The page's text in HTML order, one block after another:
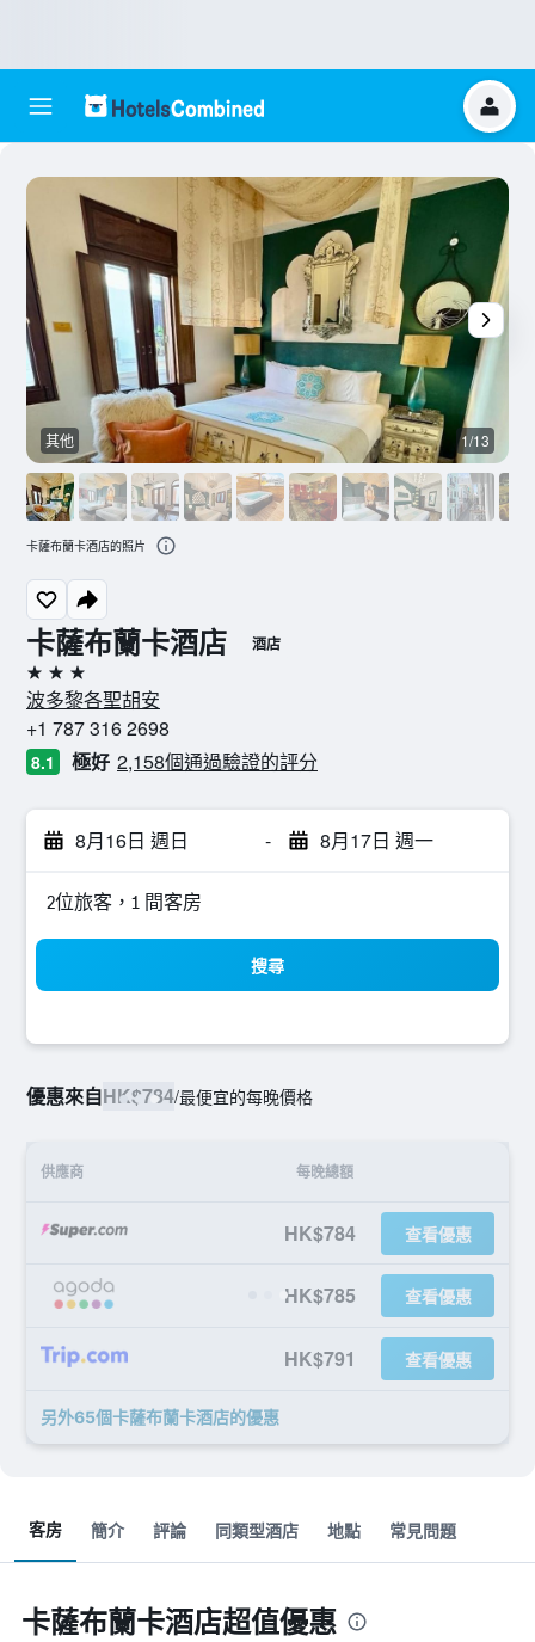
卡薩布蘭卡酒店 酒店
3星級
波多黎各聖胡安
+1 787 316 2698
8.1 極好 2,158個通過驗證的評分
8月16日 週日 - 8月17日 週一
2位旅客，1 間客房
搜尋
優惠來自HK$784/最便宜的每晚價格
供應商 每晚總額
HK$784 查看優惠
HK$785 查看優惠
HK$791 查看優惠
另外65個卡薩布蘭卡酒店​的優惠
其他 1/13
卡薩布蘭卡酒店的照片
客房 簡介 評論 同類型酒店 地點 常見問題
卡薩布蘭卡酒店超值優惠